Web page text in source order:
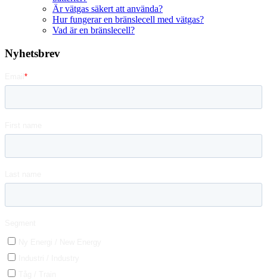
Är vätgas säkert att använda?
Hur fungerar en bränslecell med vätgas?
Vad är en bränslecell?
Nyhetsbrev